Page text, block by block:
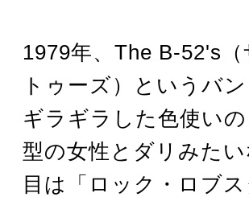
1979年、The B-52's
トゥーズ）というバ
ギラギラした色使い
型の女性とダリみた
目は「ロック・ロブ